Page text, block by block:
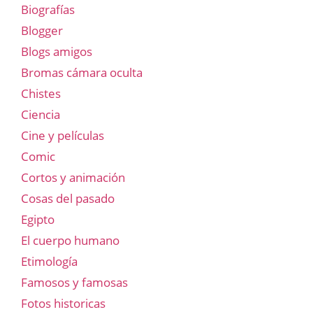
Biografías
Blogger
Blogs amigos
Bromas cámara oculta
Chistes
Ciencia
Cine y películas
Comic
Cortos y animación
Cosas del pasado
Egipto
El cuerpo humano
Etimología
Famosos y famosas
Fotos historicas